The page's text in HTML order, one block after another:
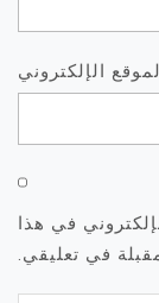
الإلكتروني
في هذا
في تعليقي.